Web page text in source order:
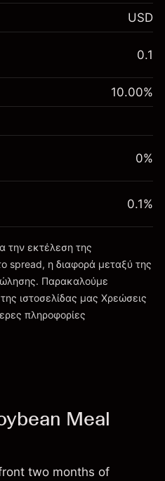
αξία
-0.01096
με μόχλευση
~
αξία
-0.01096
(-$1.10)
με μόχλευση
~
USD
0.1
10.00%
0%
Τέλη
0.1%
την εκτέλεση της
spread, η διαφορά μεταξύ της
Παρακαλούμε
ιστοσελίδας μας Χρεώσεις
πληροφορίες
Meal
two months of